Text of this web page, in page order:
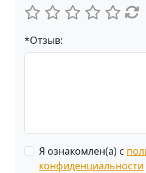
*Отзыв:
Я ознакомлен(а) с
конфиденциальности